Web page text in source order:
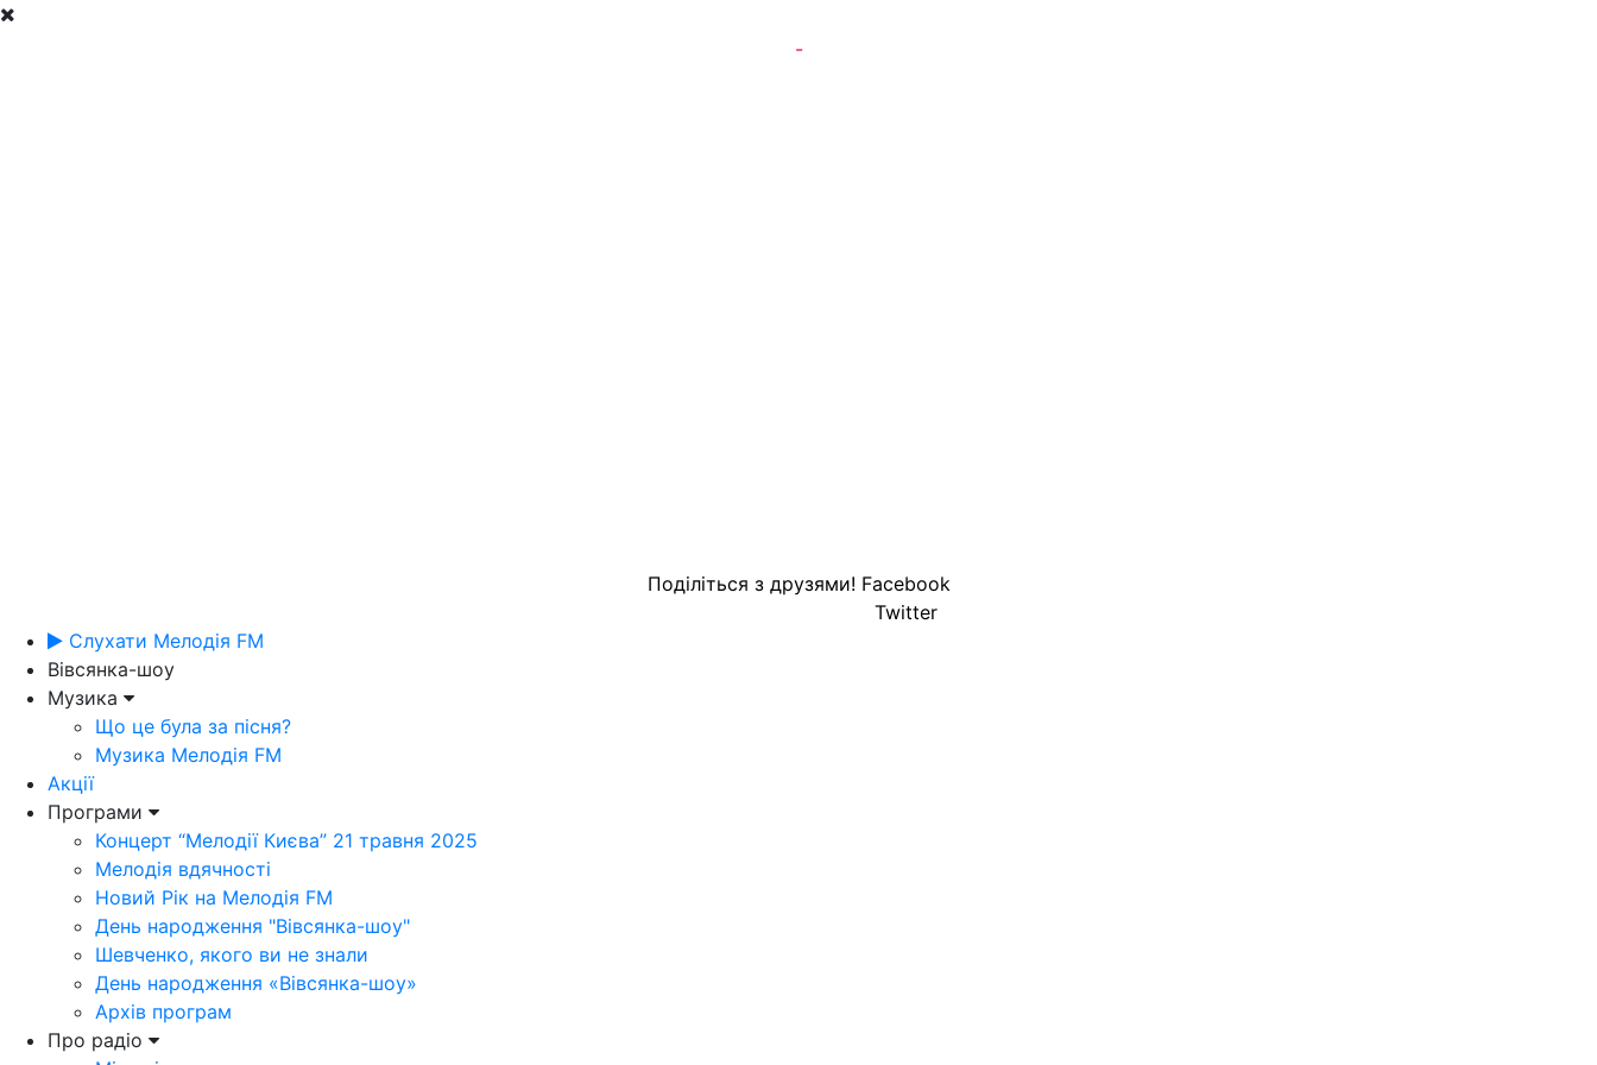
-
Поділіться з друзями! Facebook
Twitter
Слухати Мелодія FM
Вівсянка-шоу
Музика
Що це була за пісня?
Музика Мелодія FM
Акції
Програми
Концерт “Мелодії Києва” 21 травня 2025
Мелодія вдячності
Новий Рік на Мелодія FM
День народження "Вівсянка-шоу"
Шевченко, якого ви не знали
День народження «Вівсянка-шоу»
Архів програм
Про радіо